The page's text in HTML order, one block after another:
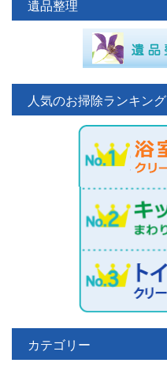
遺品整理
人気のお掃除ランキング
カテゴリー